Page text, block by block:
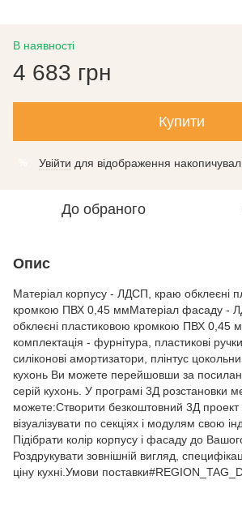
В наявності
4 683 грн
Купити
Увійти для відображення
До обраного
Опис
Матеріал корпусу - ЛДСП, краю обклеєні
кромкою ПВХ 0,45 ммМатеріал фасаду -
обклеєні пластиковою кромкою ПВХ 0,45
комплектація - фурнітура, пластикові
силіконові амортизатори, плінтус
кухонь Ви можете перейшовши за
серій кухонь. У програмі 3Д розстановки
можете:Створити безкоштовний 3Д проект
візуалізувати по секціях і модулям свою
Підібрати колір корпусу і фасаду до
Роздрукувати зовнішній вигляд,
ціну кухні.Умови